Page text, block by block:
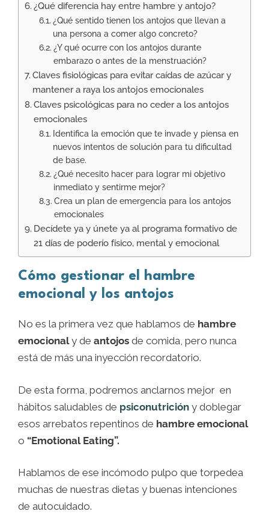
¿Qué diferencia hay entre hambre y antojo?
¿Qué sentido tienen los antojos que llevan a
una persona a comer algo concreto?
¿Y qué ocurre con los antojos durante
embarazo o antes de la menstruación?
Claves fisiológicas para evitar caídas de azúcar y
mantener a raya los antojos emocionales
Claves psicológicas para no ceder a los antojos
emocionales
Identifica la emoción que te invade y piensa en
nuevos intentos de solución para tu dificultad
de base.
¿Qué necesito hacer para lograr mi objetivo
inmediato y sentirme mejor?
Crea un plan de emergencia para los antojos
emocionales
Decídete ya y únete ya al programa formativo de
21 días de poderío físico, mental y emocional
Cómo gestionar el hambre
emocional y los antojos
No es la primera vez que hablamos de hambre
emocionaly de antojos de comida, pero nunca
está de más una inyección recordatorio.
De esta forma, podremos anclarnos mejor en
hábitos saludables de psiconutrición y doblegar
esos arrebatos repentinos de hambre emocional
o “Emotional Eating”.
Hablamos de ese incómodo pulpo que torpedea
muchas de nuestras dietas y buenas intenciones
de autocuidado.